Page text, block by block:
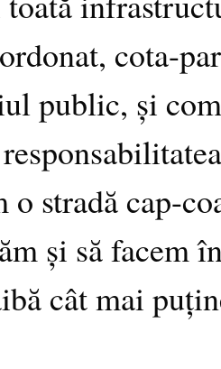
cota-
public, și
stradă cap-
și să facem
cât mai